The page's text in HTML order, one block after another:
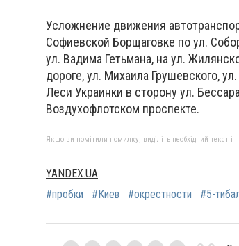
Усложнение движения
Софиевской Борщаговке по ул.
ул. Вадима Гетьмана, на ул.
дороге, ул. Михаила Грушевского,
Леси Украинки в сторону ул.
Воздухофлотском проспекте.
Якщо ви помітили помилку, виділіть необхідний текст
YANDEX.UA
#пробки
#Киев #окрестности #5-